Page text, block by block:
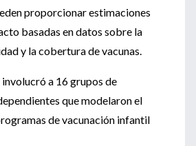
proporcionar estimaciones
basadas en datos sobre la
y la cobertura de vacunas.
a 16 grupos de
que modelaron el
de vacunación infantil